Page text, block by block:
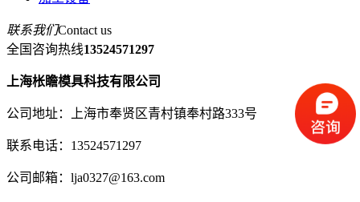
联系我们Contact us
全国咨询热线13524571297
上海枨瞻模具科技有限公司
公司地址：上海市奉贤区青村镇奉村路333号
联系电话：13524571297
公司邮箱：lja0327@163.com